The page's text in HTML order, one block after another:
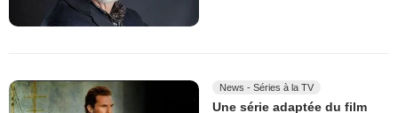
News - Séries à la TV
Une série adaptée du film